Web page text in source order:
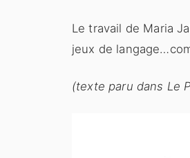
Le travail de Maria
jeux de
(texte paru dans Le